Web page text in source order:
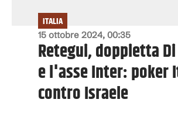
15 ottobre 2024, 00:35
ITALIA
Retegui, doppietta
e l'asse Inter: poker
contro Israele